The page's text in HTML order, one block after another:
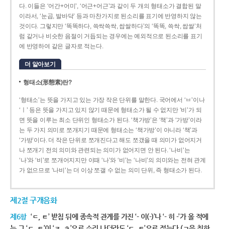
다. 이들은 ‘어간+어미’, ‘어근+어근’과 같이 두 개의 형태소가 결합된 말
이라서, ‘눈곱, 발바닥’ 등과 마찬가지로 된소리를 표기에 반영하지 않는
것이다. 그렇지만 ‘똑똑하다, 쓱싹쓱싹, 쌉쌀하다’의 ‘똑똑, 쓱싹, 쌉쌀’처
럼 같거나 비슷한 음절이 거듭되는 경우에는 예외적으로 된소리를 표기
에 반영하여 같은 글자로 적는다.
더 알아보기
형태소(形態素)란?
‘형태소’는 뜻을 가지고 있는 가장 작은 단위를 말한다. 국어에서 ‘ㅂ’이나
‘ㅣ’ 등은 뜻을 가지고 있지 않기 때문에 형태소가 될 수 없지만 ‘비’가 되
면 뜻을 이루는 최소 단위인 형태소가 된다. ‘책가방’은 ‘책’과 ‘가방’이라
는 두 가지 의미로 쪼개지기 때문에 형태소는 ‘책가방’이 아니라 ‘책’과
‘가방’이다. 더 작은 단위로 쪼개진다고 해도 쪼갰을 때 의미가 없어지거
나 쪼개기 전의 의미와 관련되는 의미가 없어지면 안 된다. ‘나비’는
‘나’와 ‘비’로 쪼개어지지만 이때 ‘나’와 ‘비’는 ‘나비’의 의미와는 전혀 관계
가 없으므로 ‘나비’는 더 이상 쪼갤 수 없는 의미 단위, 즉 형태소가 된다.
제2절 구개음화
제6항 ‘ㄷ, ㅌ’ 받침 뒤에 종속적 관계를 가진 ‘- 이(-)’나 ‘- 히 -’가 올 적에